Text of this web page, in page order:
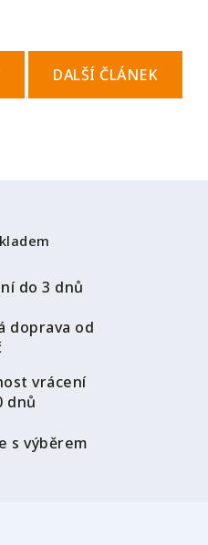
DALŠÍ ČLÁNEK
do 3 dnů
doprava od
vrácení
dnů
s výběrem